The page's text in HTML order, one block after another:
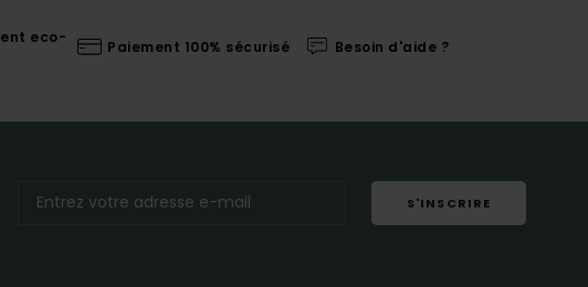
eco-
Paiement 100% sécurisé Besoin d'aide ?
S'INSCRIRE